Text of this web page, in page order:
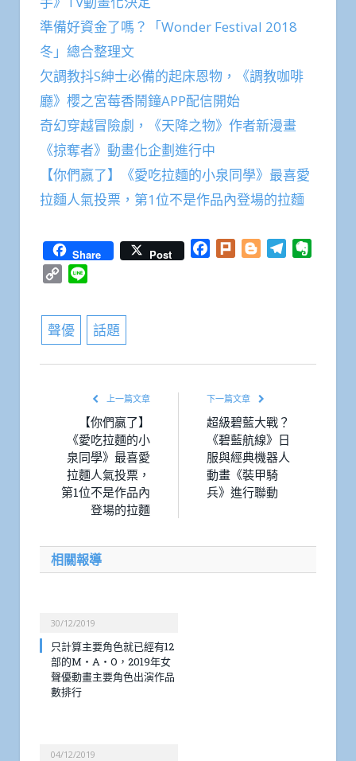
準備好資金了嗎？「Wonder Festival 2018
冬」總合整理文
欠調教抖S紳士必備的起床恩物，《調教咖啡
廳》櫻之宮莓香鬧鐘APP配信開始
奇幻穿越冒險劇，《天降之物》作者新漫畫
《掠奪者》動畫化企劃進行中
【你們嬴了】《愛吃拉麵的小泉同學》最喜愛
拉麵人氣投票，第1位不是作品內登場的拉麵
Share Post Facebook
Plurk BloggerTelegram
Copy
聲優 話題
上一篇文章
【你們嬴了】
《愛吃拉麵的小
泉同學》最喜愛
拉麵人氣投票，
第1位不是作品內
登場的拉麵
下一篇文章
超級碧藍大戰？
《碧藍航線》日
服與經典機器人
動畫《裝甲騎
兵》進行聯動
相關報導
30/12/2019
只計算主要角色就已經有12
部的M・A・O，2019年女
聲優動畫主要角色出演作品
數排行
04/12/2019